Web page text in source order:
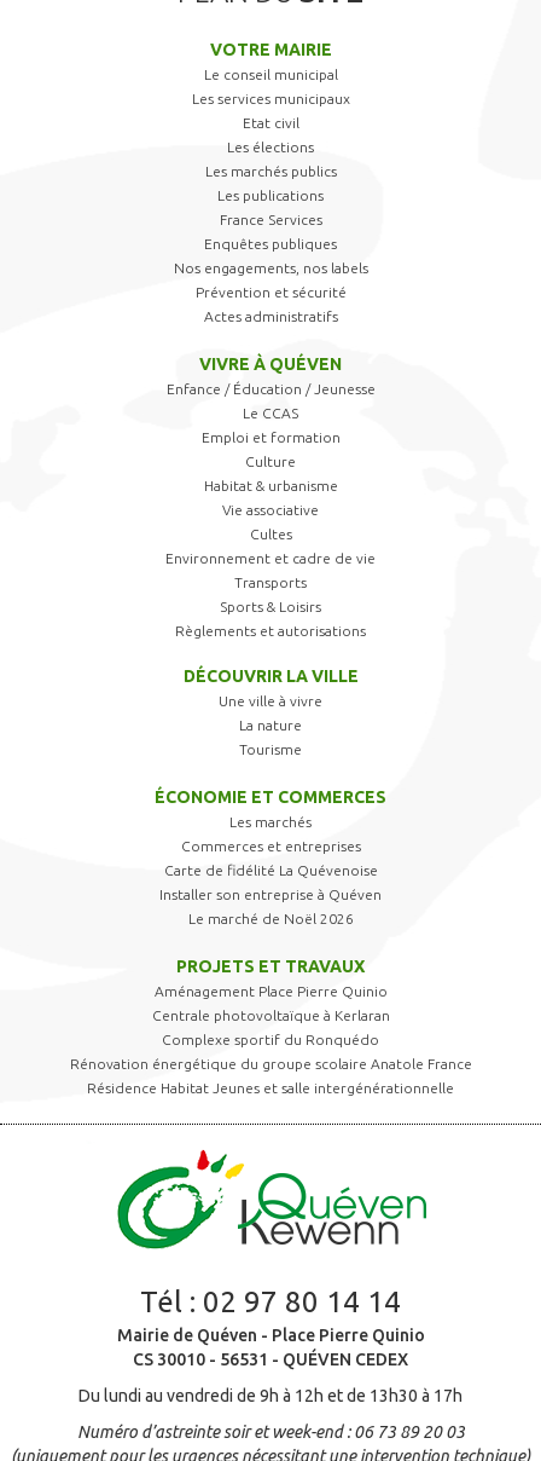
VOTRE MAIRIE
Le conseil municipal
Les services municipaux
Etat civil
Les élections
Les marchés publics
Les publications
France Services
Enquêtes publiques
Nos engagements, nos labels
Prévention et sécurité
Actes administratifs
VIVRE À QUÉVEN
Enfance / Éducation / Jeunesse
Le CCAS
Emploi et formation
Culture
Habitat & urbanisme
Vie associative
Cultes
Environnement et cadre de vie
Transports
Sports & Loisirs
Règlements et autorisations
DÉCOUVRIR LA VILLE
Une ville à vivre
La nature
Tourisme
ÉCONOMIE ET COMMERCES
Les marchés
Commerces et entreprises
Carte de fidélité La Quévenoise
Installer son entreprise à Quéven
Le marché de Noël 2026
PROJETS ET TRAVAUX
Aménagement Place Pierre Quinio
Centrale photovoltaïque à Kerlaran
Complexe sportif du Ronquédo
Rénovation énergétique du groupe scolaire Anatole France
Résidence Habitat Jeunes et salle intergénérationnelle
Tél : 02 97 80 14 14
Mairie de Quéven - Place Pierre Quinio
CS 30010 - 56531 - QUÉVEN CEDEX
Du lundi au vendredi de 9h à 12h et de 13h30 à 17h
Numéro d’astreinte soir et week-end : 06 73 89 20 03
(uniquement pour les urgences nécessitant une intervention technique)